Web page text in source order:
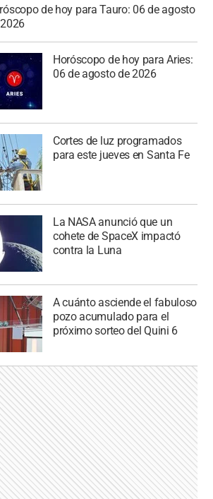
de hoy para Tauro: 06 de agosto
Horóscopo de hoy para Aries:
06 de agosto de 2026
Cortes de luz programados
para este jueves en Santa Fe
La NASA anunció que un
cohete de SpaceX impactó
contra la Luna
A cuánto asciende el fabuloso
pozo acumulado para el
próximo sorteo del Quini 6